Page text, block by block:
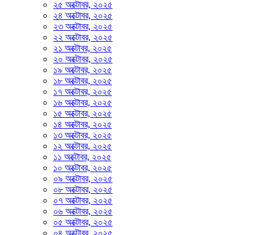
২৫ অক্টোবর, ২০২৫
২৪ অক্টোবর, ২০২৫
২৩ অক্টোবর, ২০২৫
২২ অক্টোবর, ২০২৫
২১ অক্টোবর, ২০২৫
২০ অক্টোবর, ২০২৫
১৯ অক্টোবর, ২০২৫
১৮ অক্টোবর, ২০২৫
১৭ অক্টোবর, ২০২৫
১৬ অক্টোবর, ২০২৫
১৫ অক্টোবর, ২০২৫
১৪ অক্টোবর, ২০২৫
১৩ অক্টোবর, ২০২৫
১২ অক্টোবর, ২০২৫
১১ অক্টোবর, ২০২৫
১০ অক্টোবর, ২০২৫
০৯ অক্টোবর, ২০২৫
০৮ অক্টোবর, ২০২৫
০৭ অক্টোবর, ২০২৫
০৬ অক্টোবর, ২০২৫
০৫ অক্টোবর, ২০২৫
০৪ অক্টোবর, ২০২৫